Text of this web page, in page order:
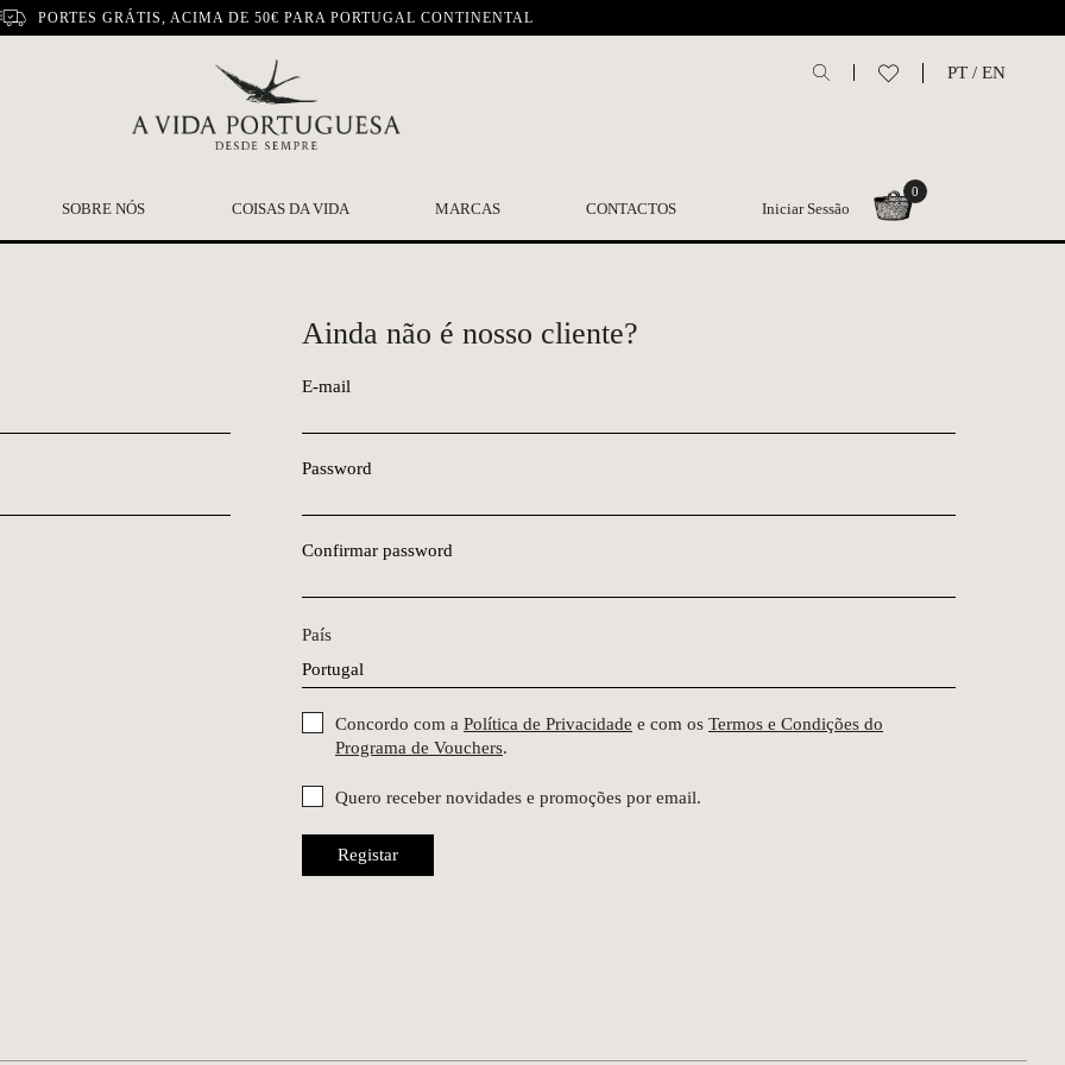
PORTES GRÁTIS, ACIMA DE 50€ PARA PORTUGAL CONTINENTAL
PT / EN
SOBRE NÓS COISAS DA VIDA MARCAS CONTACTOS Iniciar Sessão
0
Ainda não é nosso cliente?
E-mail
Password
Confirmar password
País
Concordo com a Política de Privacidade e com os Termos e Condições do
Programa de Vouchers.
Quero receber novidades e promoções por email.
Registar